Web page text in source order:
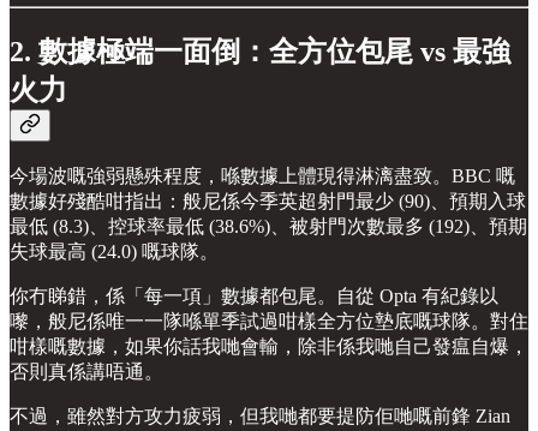
2. 數據極端一面倒：全方位包尾 vs 最強
火力
今場波嘅強弱懸殊程度，喺數據上體現得淋漓盡致。BBC 嘅
數據好殘酷咁指出：般尼係今季英超射門最少 (90)、預期入球
最低 (8.3)、控球率最低 (38.6%)、被射門次數最多 (192)、預期
失球最高 (24.0) 嘅球隊。
你冇睇錯，係「每一項」數據都包尾。自從 Opta 有紀錄以
嚟，般尼係唯一一隊喺單季試過咁樣全方位墊底嘅球隊。對住
咁樣嘅數據，如果你話我哋會輸，除非係我哋自己發瘟自爆，
否則真係講唔通。
不過，雖然對方攻力疲弱，但我哋都要提防佢哋嘅前鋒 Zian